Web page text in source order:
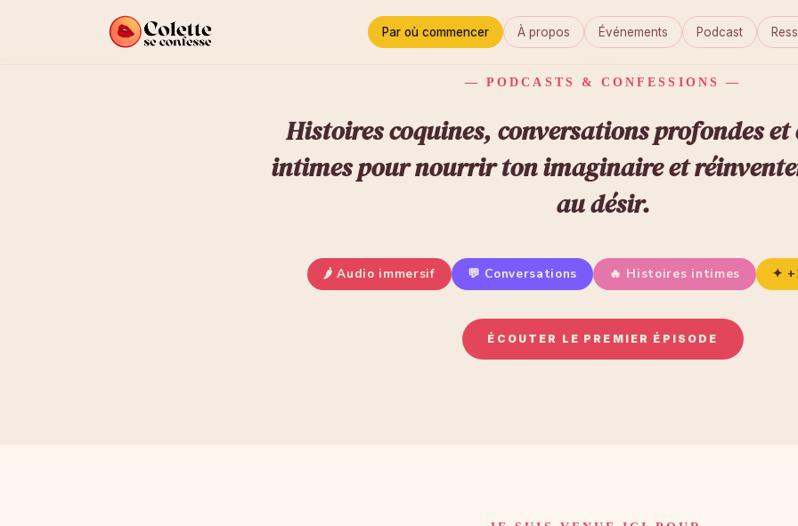
Par où commencer À propos Événements Podcast
— PODCASTS & CONFESSIONS —
Histoires coquines, conversations profondes et
intimes pour nourrir ton imaginaire et
au désir.
🌶 Audio immersif 💬 Conversations 🔥 Histoires intimes ✦
ÉCOUTER LE PREMIER ÉPISODE